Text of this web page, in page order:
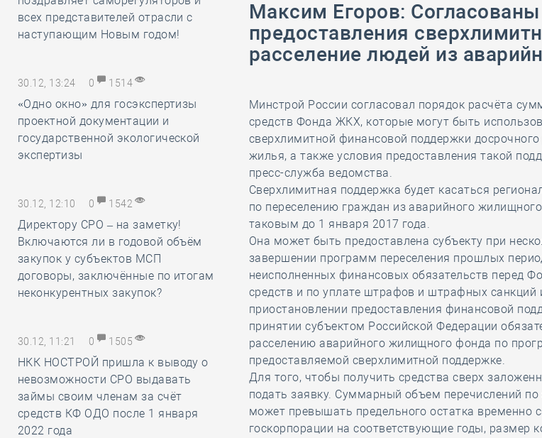
всех представителей отрасли с
наступающим Новым годом!
30.12, 13:24 0 1514
«Одно окно» для госэкспертизы
проектной документации и
государственной экологической
экспертизы
30.12, 12:10 0 1542
Директору СРО – на заметку!
Включаются ли в годовой объём
закупок у субъектов МСП
договоры, заключённые по итогам
неконкурентных закупок?
30.12, 11:21 0 1505
НКК НОСТРОЙ пришла к выводу о
невозможности СРО выдавать
займы своим членам за счёт
средств КФ ОДО после 1 января
2022 года
Максим Егоров:
предоставления
расселение людей из
Минстрой России согласовал порядок расчёта
средств Фонда ЖКХ, которые могут быть
сверхлимитной финансовой поддержки
жилья, а также условия предоставления такой
пресс-служба ведомства.
Сверхлимитная поддержка будет касаться
по переселению граждан из аварийного
таковым до 1 января 2017 года.
Она может быть предоставлена субъекту при
завершении программ переселения прошлых
неисполненных финансовых обязательств перед
средств и по уплате штрафов и штрафных санкций
приостановлении предоставления финансовой
принятии субъектом Российской Федерации
расселению аварийного жилищного фонда по
предоставляемой сверхлимитной поддержке.
Для того, чтобы получить средства сверх
подать заявку. Суммарный объем перечислений по
может превышать предельного остатка временно
госкорпорации на соответствующие годы, размер